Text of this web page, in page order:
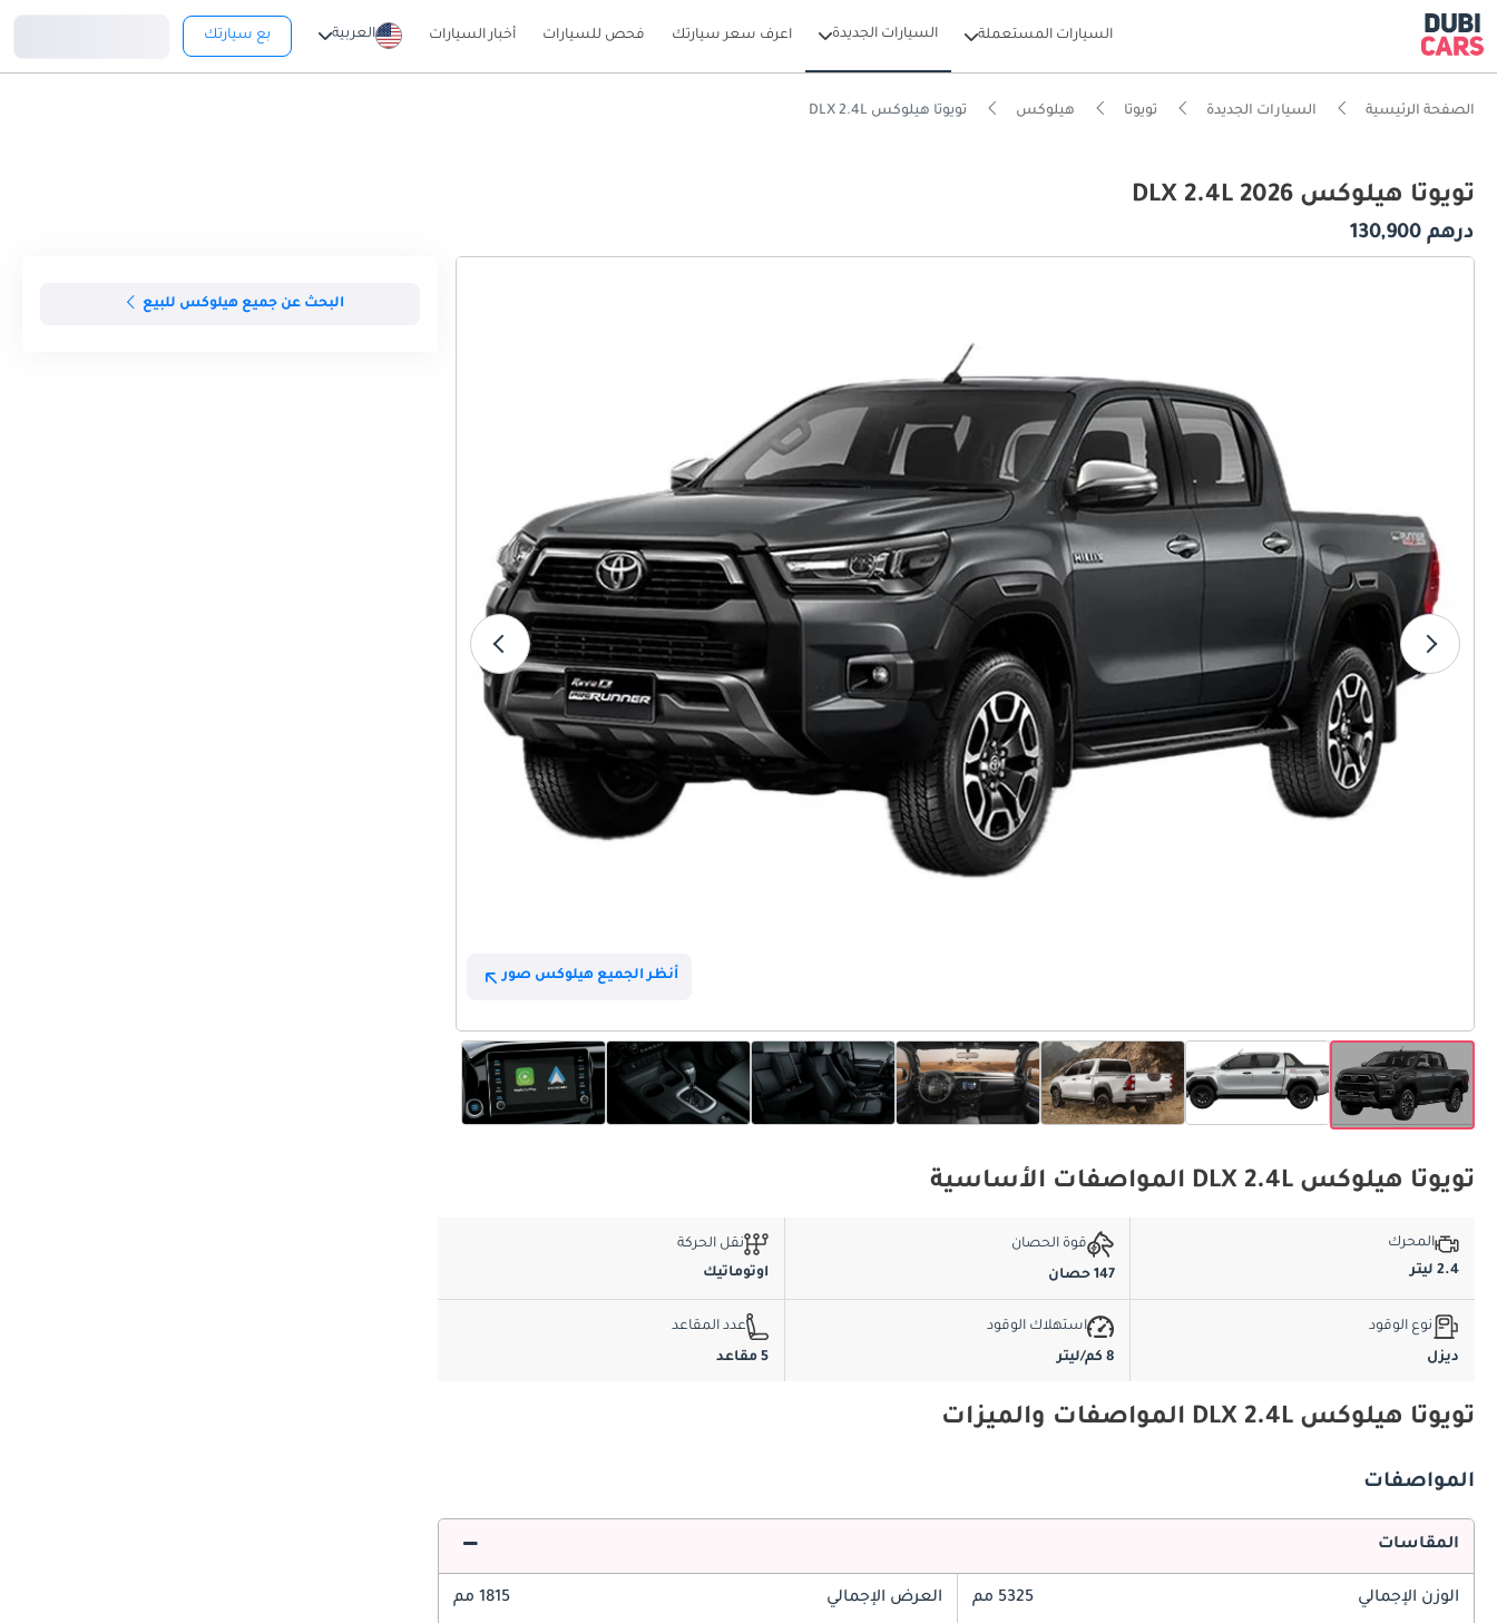
السيارات المستعملة السيارات الجديدة اعرف سعر سيارتك فحص للسيارات أخبار السيارات العربية بع سيارتك
الصفحة الرئيسية السيارات الجديدة تويوتا هيلوكس تويوتا هيلوكس DLX 2.4L
تويوتا هيلوكس DLX 2.4L 2026
درهم 130,900
أنظر الجميع هيلوكس صور
البحث عن جميع هيلوكس للبيع
تويوتا هيلوكس DLX 2.4L المواصفات الأساسية
المحرك
2.4 ليتر
قوة الحصان
147 حصان
نقل الحركة
اوتوماتيك
نوع الوقود
ديزل
استهلاك الوقود
8 كم/ليتر
عدد المقاعد
5 مقاعد
تويوتا هيلوكس DLX 2.4L المواصفات والميزات
المواصفات
المقاسات
الوزن الإجمالي 5325 مم العرض الإجمالي 1815 مم